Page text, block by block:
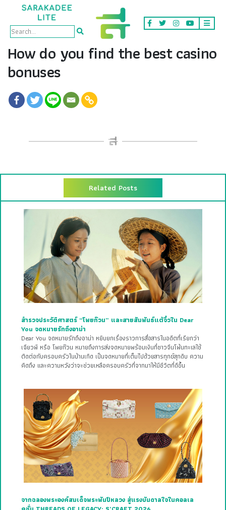
How do you find the best casino
bonuses
Related Posts
สำรวจประวัติศาสตร์ “โพยก๊วน” และสายสัมพันธ์แต้จิ๋วใน Dear
You จดหมายรักถึงอาม่า
Dear You จดหมายรักถึงอาม่า หยิบยกเรื่องราวการสื่อสารในอดีตที่เรียกว่า
เฉียวพี หรือ โพยก๊วน หมายถึงการส่งจดหมายพร้อมเงินที่ชาวจีนโพ้นทะเลใช้
ติดต่อกับครอบครัวในบ้านเกิด เป็นจดหมายที่เต็มไปด้วยสารทุกข์สุกดิบ ความ
คิดถึง และความหวังว่าจะช่วยเหลือครอบครัวที่จากมาให้มีชีวิตที่ดีขึ้น
จากฉลองพระองค์สมเด็จพระพันปีหลวง สู่แรงบันดาลใจในคอลเล